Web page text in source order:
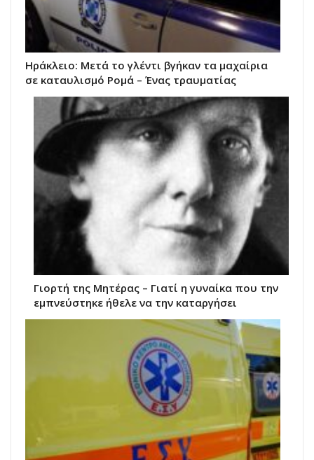
Ηράκλειο: Μετά το γλέντι βγήκαν τα μαχαίρια
σε καταυλισμό Ρομά – Ένας τραυματίας
Γιορτή της Μητέρας – Γιατί η γυναίκα που την
εμπνεύστηκε ήθελε να την καταργήσει